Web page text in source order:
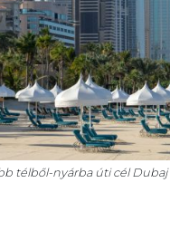
télből-nyárba úti cél Dubaj